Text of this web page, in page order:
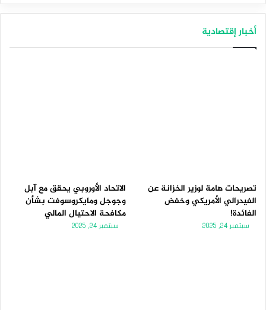
أخبار إقتصادية
تصريحات هامة لوزير الخزانة عن
الفيدرالي الأمريكي وخفض
الفائدة!
سبتمبر 24, 2025
الاتحاد الأوروبي يحقق مع آبل
وجوجل ومايكروسوفت بشأن
مكافحة الاحتيال المالي
سبتمبر 24, 2025